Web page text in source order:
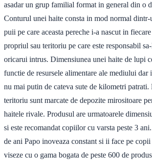
asadar un grup familial format in general din o
Conturul unei haite consta in mod normal
puii pe care aceasta pereche i-a nascut in
propriul sau teritoriu pe care este responsabil
oricarui intrus. Dimensiunea unei haite de lupi
functie de resursele alimentare ale mediului dar
nu mai putin de cateva sute de kilometri patrati.
teritoriu sunt marcate de depozite mirositoare
haitele rivale. Produsul are urmatoarele
si este recomandat copiilor cu varsta peste 3
de ani Papo inoveaza constant si ii face pe
viseze cu o gama bogata de peste 600 de